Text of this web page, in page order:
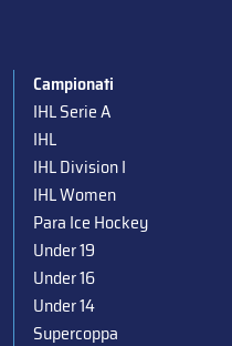
Campionati
IHL Serie A
IHL
IHL Division I
IHL Women
Para Ice Hockey
Under 19
Under 16
Under 14
Supercoppa